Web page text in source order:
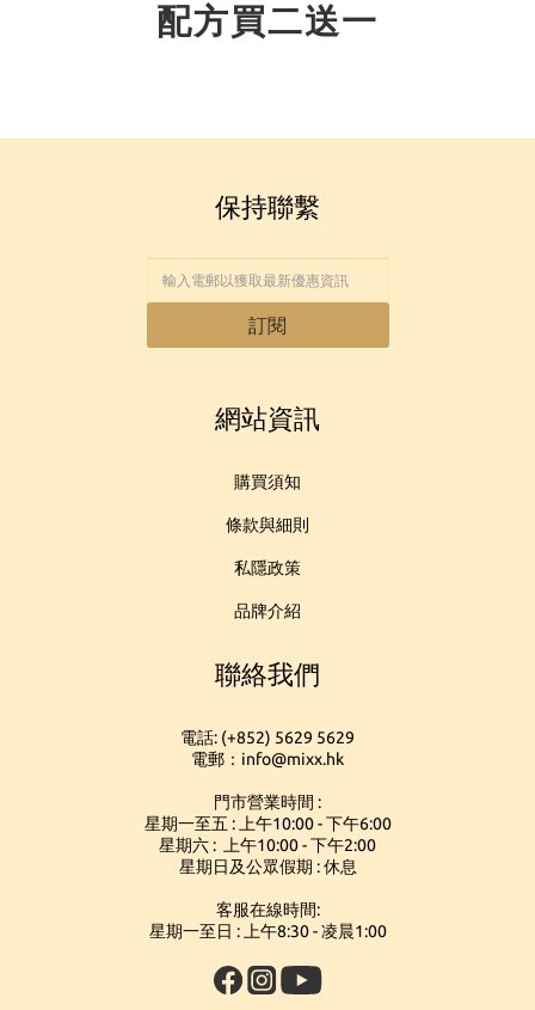
配方買二送一
保持聯繫
訂閱
網站資訊
購買須知
條款與細則
私隱政策
品牌介紹
聯絡我們
電話: (+852) 5629 5629
電郵：info@mixx.hk
門市營業時間 :
星期一至五 : 上午10:00 - 下午6:00
星期六 : 上午10:00 - 下午2:00
星期日及公眾假期 : 休息
客服在線時間:
星期一至日 : 上午8:30 - 凌晨1:00